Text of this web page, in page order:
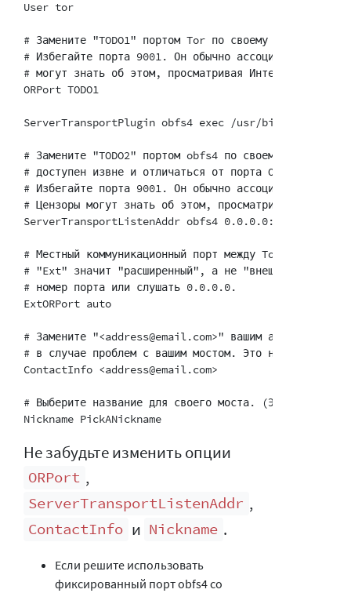
User tor
# Замените "TODO1" портом Tor по своему выбору.
# Избегайте порта 9001. Он обычно ассоциируется с
# могут знать об этом, просматривая Интернет.
ORPort TODO1
ServerTransportPlugin obfs4 exec /usr/bin/obfs4proxy
# Замените "TODO2" портом obfs4 по своему выбору.
# доступен извне и отличаться от порта ORPort.
# Избегайте порта 9001. Он обычно ассоциируется с
# Цензоры могут знать об этом, просматривая
ServerTransportListenAddr obfs4 0.0.0.0:TODO2
# Местный коммуникационный порт между Tor и obfs4.
# "Ext" значит "расширенный", а не "внешний". Не
# номер порта или слушать 0.0.0.0.
ExtORPort auto
# Замените "<address@email.com>" вашим адресом
# в случае проблем с вашим мостом. Это
ContactInfo <address@email.com>
# Выберите название для своего моста. (Это
Не забудьте изменить опции
ORPort ,
ServerTransportListenAddr ,
ContactInfo и Nickname .
Если решите использовать
фиксированный порт obfs4 со